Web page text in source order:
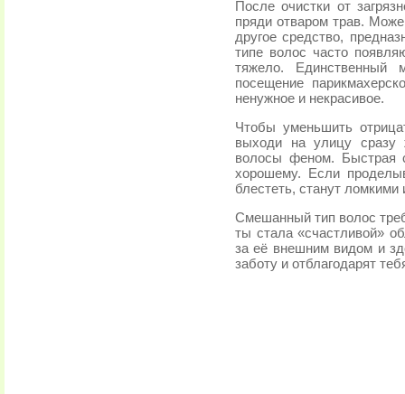
После очистки от
пряди отваром трав.
другое средство,
типе волос часто
тяжело. Единственный
посещение
ненужное и некрасивое.
Чтобы уменьшить
выходи на улицу
волосы феном. Быстрая
хорошему. Если
блестеть, станут
Смешанный тип волос
ты стала «счастливой»
за её внешним видом и
заботу и отблагодарят